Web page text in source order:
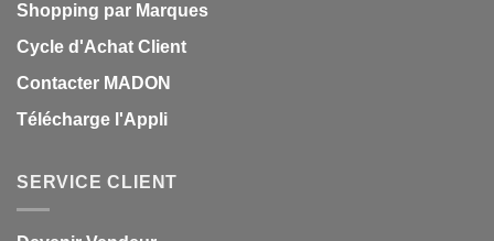
Shopping par Marques
Cycle d'Achat Client
Contacter MADON
Télécharge l'Appli
SERVICE CLIENT